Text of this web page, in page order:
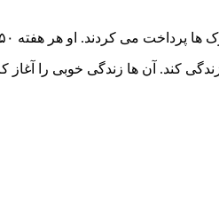
او هر هفته ۴۵۰ دلار به دست می آورد.
کند. آن ها زندگی خوبی را